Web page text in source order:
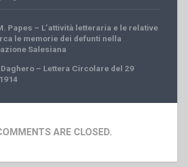
Papes – L’attività letteraria e le relative
le memorie dei defunti nella
Salesiana
– Lettera Circolare del 29
ARE CLOSED.